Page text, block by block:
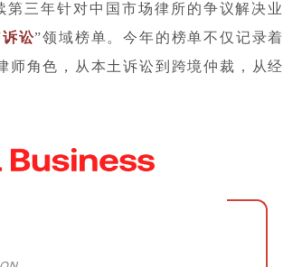
三年针对中国市场律所的争议解决业
诉讼”领域榜单。今年的榜单不仅记录着
师角色，从本土诉讼到跨境仲裁，从经